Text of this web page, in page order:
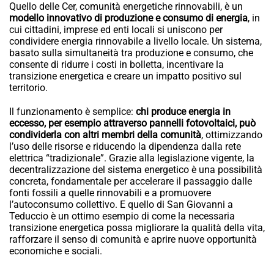
Quello delle Cer, comunità energetiche rinnovabili, è un
modello innovativo di produzione e consumo di energia, in
cui cittadini, imprese ed enti locali si uniscono per
condividere energia rinnovabile a livello locale. Un sistema,
basato sulla simultaneità tra produzione e consumo, che
consente di ridurre i costi in bolletta, incentivare la
transizione energetica e creare un impatto positivo sul
territorio.
Il funzionamento è semplice: chi produce energia in
eccesso, per esempio attraverso pannelli fotovoltaici, può
condividerla con altri membri della comunità, ottimizzando
l’uso delle risorse e riducendo la dipendenza dalla rete
elettrica “tradizionale”. Grazie alla legislazione vigente, la
decentralizzazione del sistema energetico è una possibilità
concreta, fondamentale per accelerare il passaggio dalle
fonti fossili a quelle rinnovabili e a promuovere
l’autoconsumo collettivo. E quello di San Giovanni a
Teduccio è un ottimo esempio di come la necessaria
transizione energetica possa migliorare la qualità della vita,
rafforzare il senso di comunità e aprire nuove opportunità
economiche e sociali.